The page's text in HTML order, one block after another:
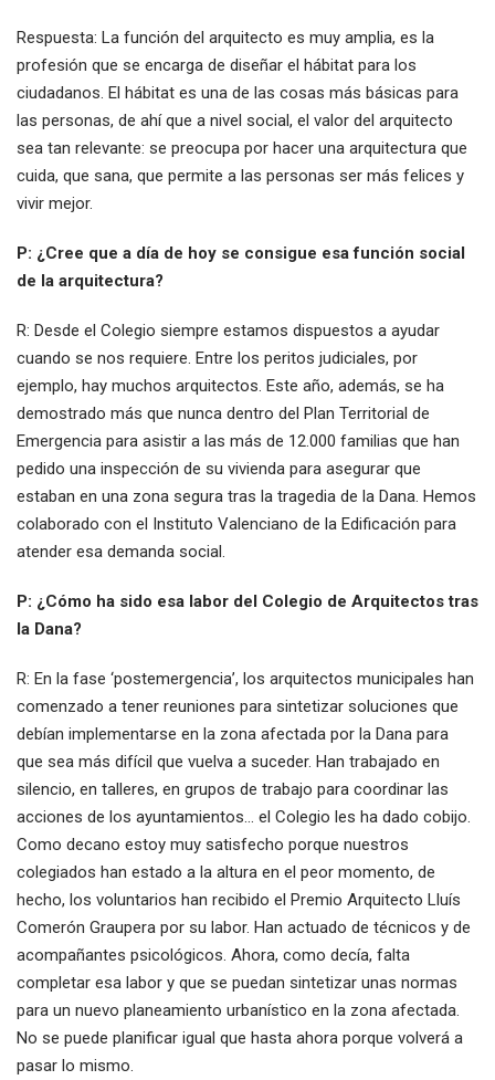
Respuesta: La función del arquitecto es muy amplia, es la
profesión que se encarga de diseñar el hábitat para los
ciudadanos. El hábitat es una de las cosas más básicas para
las personas, de ahí que a nivel social, el valor del arquitecto
sea tan relevante: se preocupa por hacer una arquitectura que
cuida, que sana, que permite a las personas ser más felices y
vivir mejor.
P: ¿Cree que a día de hoy se consigue esa función social
de la arquitectura?
R: Desde el Colegio siempre estamos dispuestos a ayudar
cuando se nos requiere. Entre los peritos judiciales, por
ejemplo, hay muchos arquitectos. Este año, además, se ha
demostrado más que nunca dentro del Plan Territorial de
Emergencia para asistir a las más de 12.000 familias que han
pedido una inspección de su vivienda para asegurar que
estaban en una zona segura tras la tragedia de la Dana. Hemos
colaborado con el Instituto Valenciano de la Edificación para
atender esa demanda social.
P: ¿Cómo ha sido esa labor del Colegio de Arquitectos tras
la Dana?
R: En la fase ‘postemergencia’, los arquitectos municipales han
comenzado a tener reuniones para sintetizar soluciones que
debían implementarse en la zona afectada por la Dana para
que sea más difícil que vuelva a suceder. Han trabajado en
silencio, en talleres, en grupos de trabajo para coordinar las
acciones de los ayuntamientos… el Colegio les ha dado cobijo.
Como decano estoy muy satisfecho porque nuestros
colegiados han estado a la altura en el peor momento, de
hecho, los voluntarios han recibido el Premio Arquitecto Lluís
Comerón Graupera por su labor. Han actuado de técnicos y de
acompañantes psicológicos. Ahora, como decía, falta
completar esa labor y que se puedan sintetizar unas normas
para un nuevo planeamiento urbanístico en la zona afectada.
No se puede planificar igual que hasta ahora porque volverá a
pasar lo mismo.